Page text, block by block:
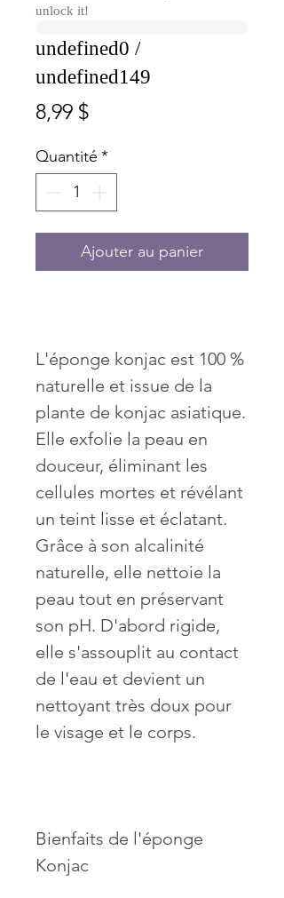
unlock it!
undefined0 /
undefined149
8,99 $Prix
Quantité *
Ajouter au panier
L'éponge konjac est 100 %
naturelle et issue de la
plante de konjac asiatique.
Elle exfolie la peau en
douceur, éliminant les
cellules mortes et révélant
un teint lisse et éclatant.
Grâce à son alcalinité
naturelle, elle nettoie la
peau tout en préservant
son pH. D'abord rigide,
elle s'assouplit au contact
de l'eau et devient un
nettoyant très doux pour
le visage et le corps.
Bienfaits de l'éponge
Konjac